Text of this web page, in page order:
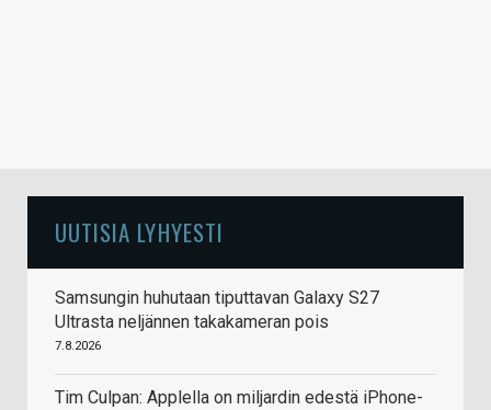
UUTISIA LYHYESTI
Samsungin huhutaan tiputtavan Galaxy S27
Ultrasta neljännen takakameran pois
7.8.2026
Tim Culpan: Applella on miljardin edestä iPhone-